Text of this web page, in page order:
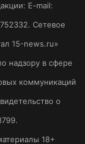
E-mail:
Сетевое
15-news.ru»
надзору в сфере
коммуникаций
о
18+